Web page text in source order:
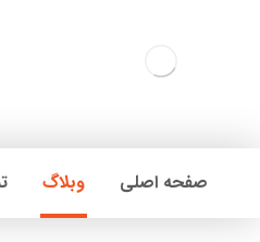
صفحه اصلی وبلاگ